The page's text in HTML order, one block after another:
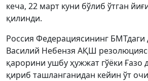
кеча, 22 март куни бўлиб ўтган
қилинди.
Россия Федерациясининг
Василий Небензя АҚШ
қарорини ушбу ҳужжат гўёки Ғазо
қириб ташланганидан кейин ўт